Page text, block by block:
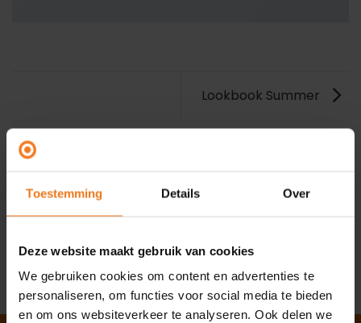
Toestemming Details Over
Deze website maakt gebruik van cookies
We gebruiken cookies om content en advertenties te
personaliseren, om functies voor social media te bieden
en om ons websiteverkeer te analyseren. Ook delen we
Lookbook Summer